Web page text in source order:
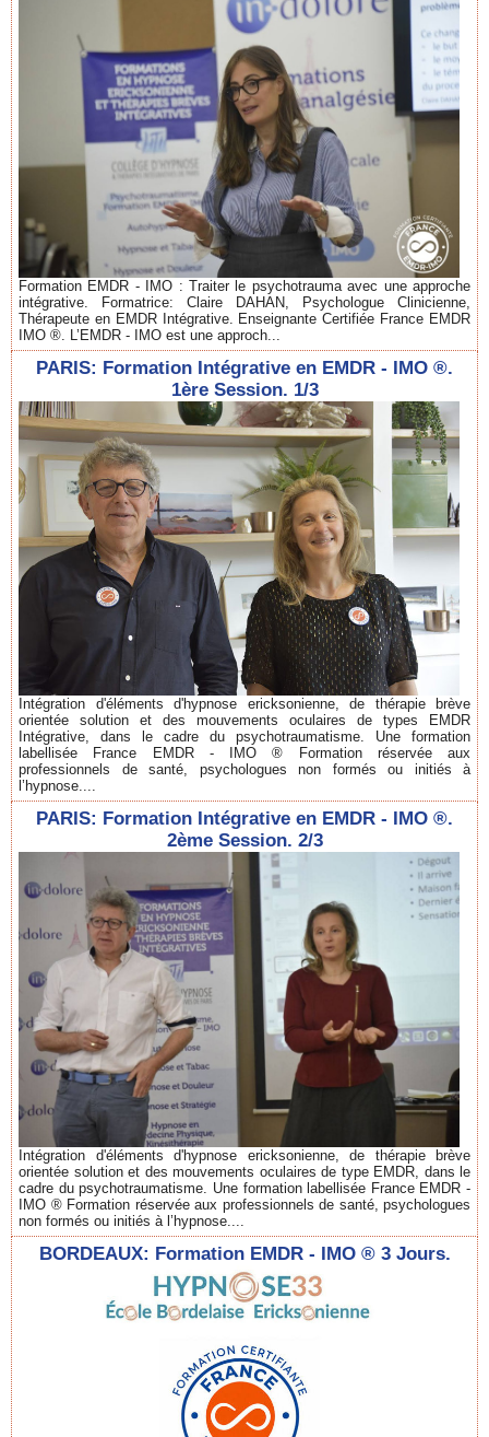
Formation EMDR - IMO : Traiter le psychotrauma avec une approche
intégrative. Formatrice: Claire DAHAN, Psychologue Clinicienne,
Thérapeute en EMDR Intégrative. Enseignante Certifiée France EMDR
IMO ®. L’EMDR - IMO est une approch...
PARIS: Formation Intégrative en EMDR - IMO ®.
1ère Session. 1/3
Intégration d'éléments d'hypnose ericksonienne, de thérapie brève
orientée solution et des mouvements oculaires de types EMDR
Intégrative, dans le cadre du psychotraumatisme. Une formation
labellisée France EMDR - IMO ® Formation réservée aux
professionnels de santé, psychologues non formés ou initiés à
l’hypnose....
PARIS: Formation Intégrative en EMDR - IMO ®.
2ème Session. 2/3
Intégration d'éléments d'hypnose ericksonienne, de thérapie brève
orientée solution et des mouvements oculaires de type EMDR, dans le
cadre du psychotraumatisme. Une formation labellisée France EMDR -
IMO ® Formation réservée aux professionnels de santé, psychologues
non formés ou initiés à l’hypnose....
BORDEAUX: Formation EMDR - IMO ® 3 Jours.